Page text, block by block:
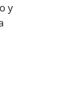
y